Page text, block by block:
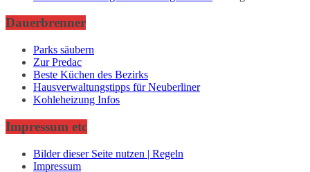
Dauerbrenner
Parks säubern
Zur Predac
Beste Küchen des Bezirks
Hausverwaltungstipps für Neuberliner
Kohleheizung Infos
Impressum etc
Bilder dieser Seite nutzen | Regeln
Impressum